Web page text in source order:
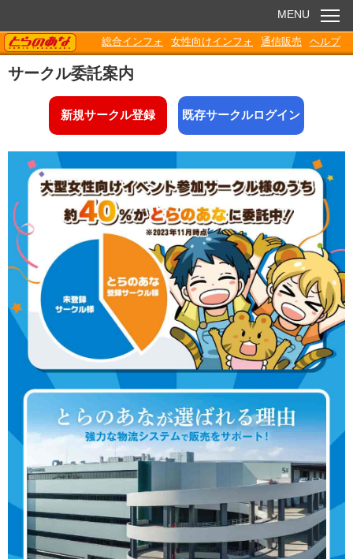
お知らせ
電子書籍
Q&A
各種ダウンロード
MENU
TORANOANA
総合インフォ 女性向けインフォ 通信販売 ヘルプ
サークル委託案内
新規サークル登録 既存サークルログイン